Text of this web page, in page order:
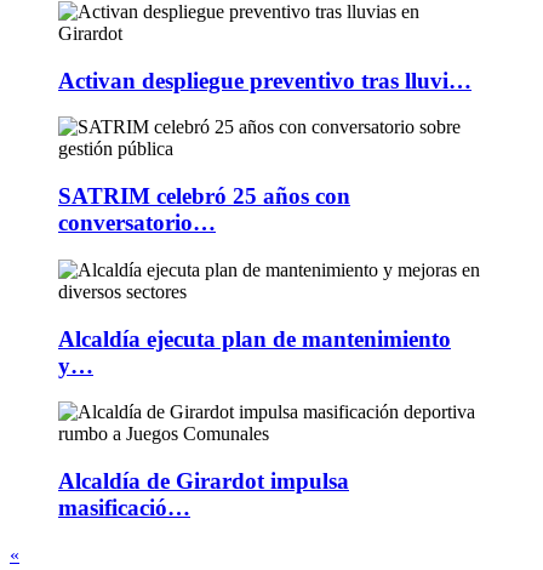
Activan despliegue preventivo tras lluvi…
SATRIM celebró 25 años con
conversatorio…
Alcaldía ejecuta plan de mantenimiento
y…
Alcaldía de Girardot impulsa
masificació…
«